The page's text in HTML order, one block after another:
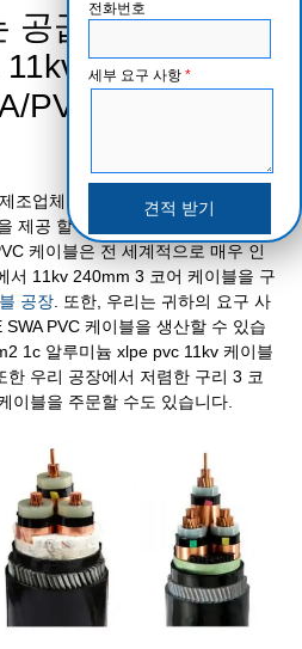
공급업체에서 3
PVC 케이블을
조업체로서 우리는 포괄적 인 범위
제공 할 수 있습니다. 그리고 우리
케이블은 전 세계적으로 매우 인
서 11kv 240mm 3 코어 케이블을 구
공장. 또한, 우리는 귀하의 요구 사
PVC 케이블을 생산할 수 있습
1c 알루미늄 xlpe pvc 11kv 케이블
한 우리 공장에서 저렴한 구리 3 코
이블을 주문할 수도 있습니다.
전화번호
세부 요구 사항 *